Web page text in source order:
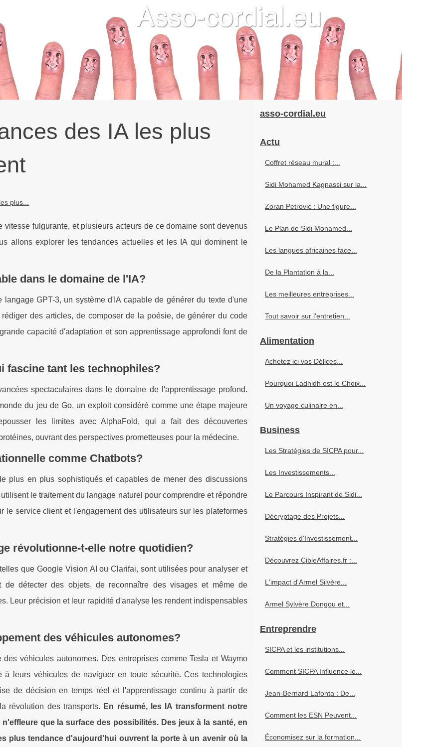
des IA les plus
plus...
fulgurante, et plusieurs acteurs de ce domaine sont devenus
allons explorer les tendances actuelles et les IA qui dominent le
dans le domaine de l'IA?
GPT-3, un système d'IA capable de générer du texte d'une
des articles, de composer de la poésie, de générer du code
capacité d'adaptation et son apprentissage approfondi font de
fascine tant les technophiles?
spectaculaires dans le domaine de l'apprentissage profond.
du jeu de Go, un exploit considéré comme une étape majeure
les limites avec AlphaFold, qui a fait des découvertes
ouvrant des perspectives prometteuses pour la médecine.
comme Chatbots?
plus en plus sophistiqués et capables de mener des discussions
le traitement du langage naturel pour comprendre et répondre
le service client et l'engagement des utilisateurs sur les plateformes
révolutionne-t-elle notre quotidien?
que Google Vision AI ou Clarifai, sont utilisées pour analyser et
détecter des objets, de reconnaître des visages et même de
Leur précision et leur rapidité d'analyse les rendent indispensables
des véhicules autonomes?
véhicules autonomes. Des entreprises comme Tesla et Waymo
à leurs véhicules de naviguer en toute sécurité. Ces technologies
de décision en temps réel et l'apprentissage continu à partir de
révolution des transports. En résumé, les IA transforment notre
que la surface des possibilités. Des jeux à la santé, en
plus tendance d'aujourd'hui ouvrent la porte à un avenir où la
asso-cordial.eu
Actu
Coffret réseau mural :...
Sidi Mohamed Kagnassi sur la...
Zoran Petrovic : Une figure...
Le Plan de Sidi Mohamed...
Les langues africaines face...
De la Plantation à la...
Les meilleures entreprises...
Tout savoir sur l'entretien...
Alimentation
Achetez ici vos Délices...
Pourquoi Ladhidh est le Choix...
Un voyage culinaire en...
Business
Les Stratégies de SICPA pour...
Les Investissements...
Le Parcours Inspirant de Sidi...
Décryptage des Projets...
Stratégies d'Investissement...
Découvrez CibleAffaires.fr :...
L'impact d'Armel Silvère...
Armel Sylvère Dongou et...
Entreprendre
SICPA et les institutions...
Comment SICPA Influence le...
Jean-Bernard Lafonta : De...
Comment les ESN Peuvent...
Économisez sur la formation...